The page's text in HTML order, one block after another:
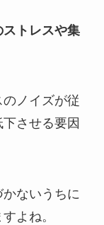
ストレスや集
ノイズが従
させる要因
ないうちに
よね。